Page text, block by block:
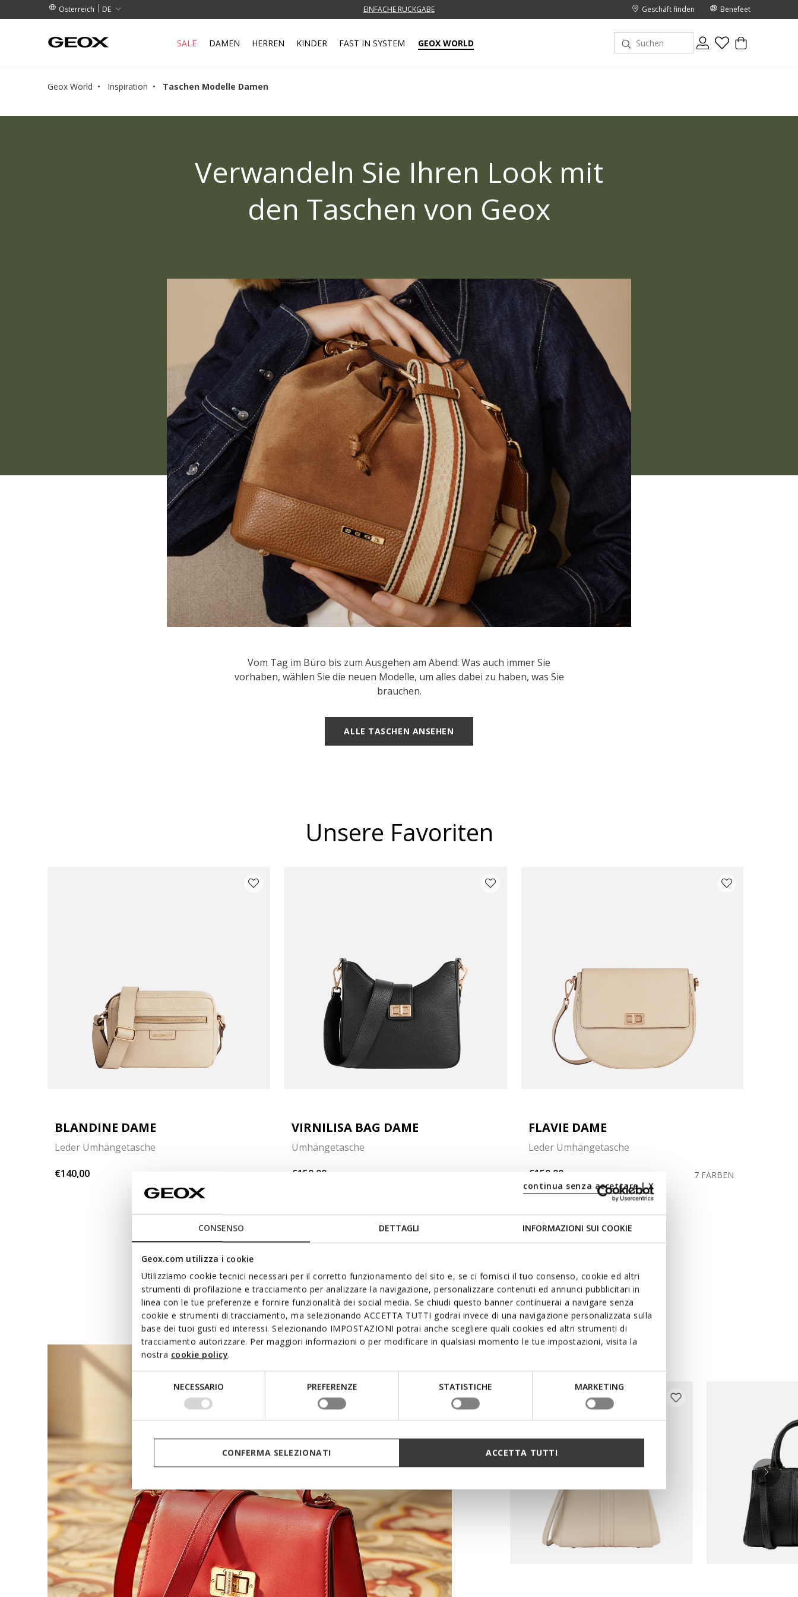
CONSENSO DETTAGLI INFORMAZIONI SUI COOKIE
Geox.com utilizza i cookie
Utilizziamo cookie tecnici necessari per il corretto funzionamento del sito e, se ci fornisci il tuo consenso, cookie ed altri
strumenti di profilazione e tracciamento per analizzare la navigazione, personalizzare contenuti ed annunci pubblicitari in
linea con le tue preferenze e fornire funzionalità dei social media. Se chiudi questo banner continuerai a navigare senza
cookie e strumenti di tracciamento, ma selezionando ACCETTA TUTTI godrai invece di una navigazione personalizzata sulla
base dei tuoi gusti ed interessi. Selezionando IMPOSTAZIONI potrai anche scegliere quali cookies ed altri strumenti di
tracciamento autorizzare. Per maggiori informazioni o per modificare in qualsiasi momento le tue impostazioni, visita la
nostra cookie policy.
NECESSARIO PREFERENZE STATISTICHE MARKETING
continua senza accettare | X
CONFERMA SELEZIONATI ACCETTA TUTTI
Österreich DE
ÜBER 99.00 € EINFACHE RÜCKGABE
IN IHRER NÄHE AB.
ÜBER 99.00 € Geschäft finden Benefeet
SALE DAMEN HERREN KINDER FAST IN SYSTEM GEOX WORLD
Geox World Inspiration Taschen Modelle Damen
Verwandeln Sie Ihren Look mit
den Taschen von Geox
Vom Tag im Büro bis zum Ausgehen am Abend: Was auch immer Sie
vorhaben, wählen Sie die neuen Modelle, um alles dabei zu haben, was Sie
brauchen.
ALLE TASCHEN ANSEHEN
Unsere Favoriten
BLANDINE DAME
Leder Umhängetasche
€140,00
VIRNILISA BAG DAME
Umhängetasche
€150,00
FLAVIE DAME
Leder Umhängetasche
€150,00
7 FARBEN
HANDTASCHEN